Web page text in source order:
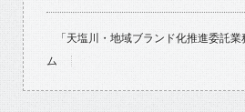
「天塩川・地域ブランド化推進委託
ム